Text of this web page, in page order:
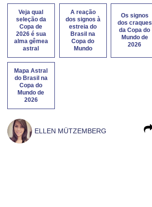
Veja qual
seleção da
Copa de
2026 é sua
alma gêmea
astral
A reação
dos signos à
estreia do
Brasil na
Copa do
Mundo
Os signos
dos craques
da Copa do
Mundo de
2026
Mapa Astral
do Brasil na
Copa do
Mundo de
2026
ELLEN MÜTZEMBERG